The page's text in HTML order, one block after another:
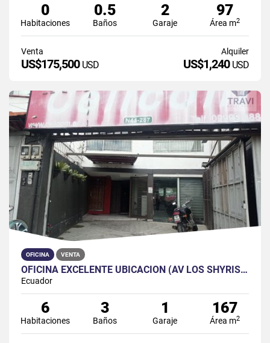
0
Habitaciones
0.5
Baños
2
Garaje
97
Área m2
Venta
US$175,500 USD
Alquiler
US$1,240 USD
OFICINA VENTA
OFICINA EXCELENTE UBICACIÓN (AV LOS SHYRIS) QUITO
Ecuador
6
Habitaciones
3
Baños
1
Garaje
167
Área m2